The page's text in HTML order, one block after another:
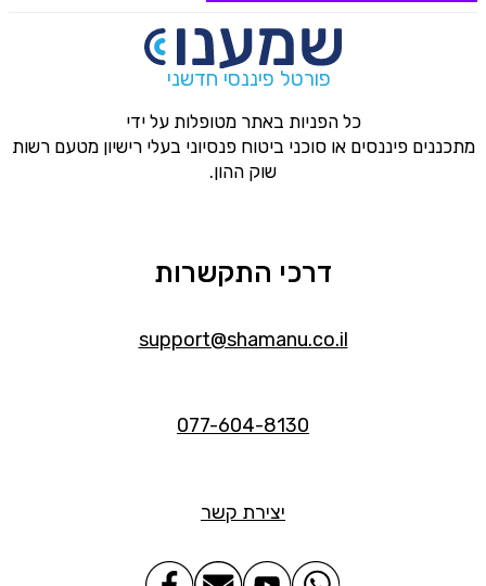
פורטל פיננסי חדשני
כל הפניות באתר מטופלות על ידי
מתכננים פיננסים או סוכני ביטוח פנסיוני בעלי רישיון מטעם רשות
שוק ההון.
דרכי התקשרות
support@shamanu.co.il
077-604-8130
יצירת קשר